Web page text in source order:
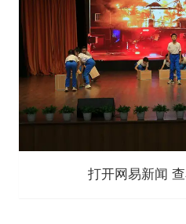
打开网易新闻